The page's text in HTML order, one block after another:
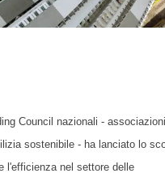
Council nazionali - associazioni
sostenibile - ha lanciato lo
l'efficienza nel settore delle